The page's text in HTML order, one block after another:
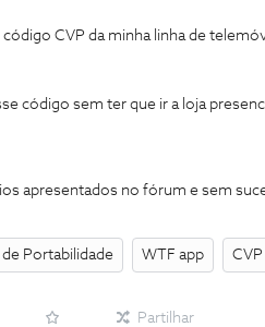
CVP da minha linha de
código sem ter que ir a loja
apresentados no fórum e sem
Portabilidade WTF app
Partilhar